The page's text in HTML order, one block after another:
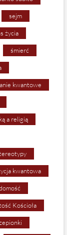
sejm
życia
śmierć
kwantowe
a religią
kwantowa
Kościoła